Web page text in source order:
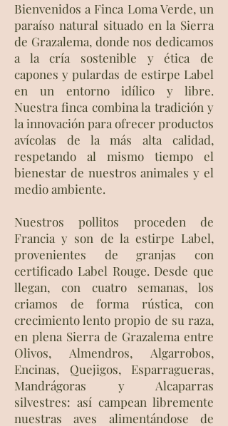
Bienvenidos a Finca Loma Verde, un
paraíso natural situado en la Sierra
de Grazalema, donde nos dedicamos
a la cría sostenible y ética de
capones y pulardas de estirpe Label
en un entorno idílico y libre.
Nuestra finca combina la tradición y
la innovación para ofrecer productos
avícolas de la más alta calidad,
respetando al mismo tiempo el
bienestar de nuestros animales y el
medio ambiente.
Nuestros pollitos proceden de
Francia y son de la estirpe Label,
provenientes de granjas con
certificado Label Rouge. Desde que
llegan, con cuatro semanas, los
criamos de forma rústica, con
crecimiento lento propio de su raza,
en plena Sierra de Grazalema entre
Olivos, Almendros, Algarrobos,
Encinas, Quejigos, Esparragueras,
Mandrágoras y Alcaparras
silvestres: así campean libremente
nuestras aves alimentándose de